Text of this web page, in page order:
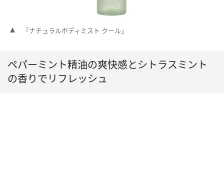
「ナチュラルボディミスト クール」
ペパーミント精油の爽快感とシトラスミント
の香りでリフレッシュ